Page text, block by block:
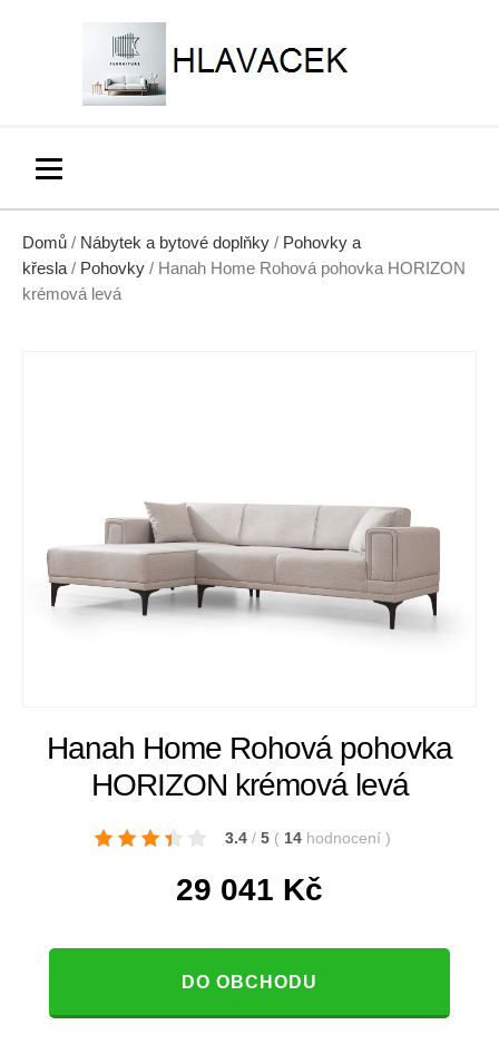
Domů / Nábytek a bytové doplňky / Pohovky a
křesla / Pohovky / Hanah Home Rohová pohovka HORIZON
krémová levá
Hanah Home Rohová pohovka
HORIZON krémová levá
3.4 / 5 ( 14 hodnocení )
29 041 Kč
DO OBCHODU